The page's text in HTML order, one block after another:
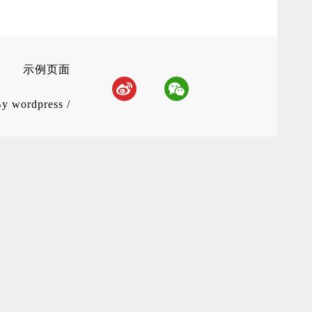
示例页面
wordpress /